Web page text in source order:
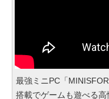
最強ミニPC「
搭載でゲームも遊べる